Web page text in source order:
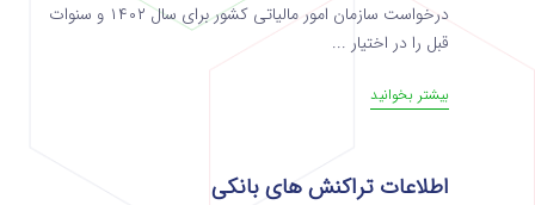
درخواست سازمان امور مالیاتی کشور برای سال ۱۴۰۲ و سنوات
قبل را در اختیار ...
بیشتر بخوانید
اطلاعات تراکنش های بانکی